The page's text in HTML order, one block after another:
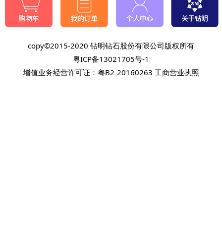
copy©2015-2020 钻明钻石股份有限公司版权所有
粤ICP备13021705号-1
增值业务经营许可证：粤B2-20160263 工商营业执照